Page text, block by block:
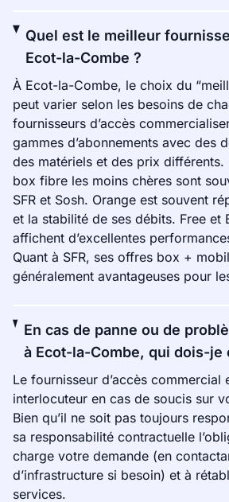
Quel est le meilleur
Ecot-la-Combe ?
À Ecot-la-Combe, le choix du
peut varier selon les besoins de
fournisseurs d’accès
gammes d’abonnements avec des
des matériels et des prix différents.
box fibre les moins chères sont
SFR et Sosh. Orange est souvent
et la stabilité de ses débits. Free et
affichent d’excellentes
Quant à SFR, ses offres box +
généralement avantageuses pour
En cas de panne ou de
à Ecot-la-Combe, qui dois-je
Le fournisseur d’accès commercial
interlocuteur en cas de soucis sur
Bien qu’il ne soit pas toujours
sa responsabilité contractuelle
charge votre demande (en
d’infrastructure si besoin) et à
services.